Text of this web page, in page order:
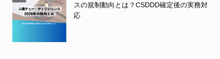
スの規制動向とは？CSDDD確定後の実務対
応